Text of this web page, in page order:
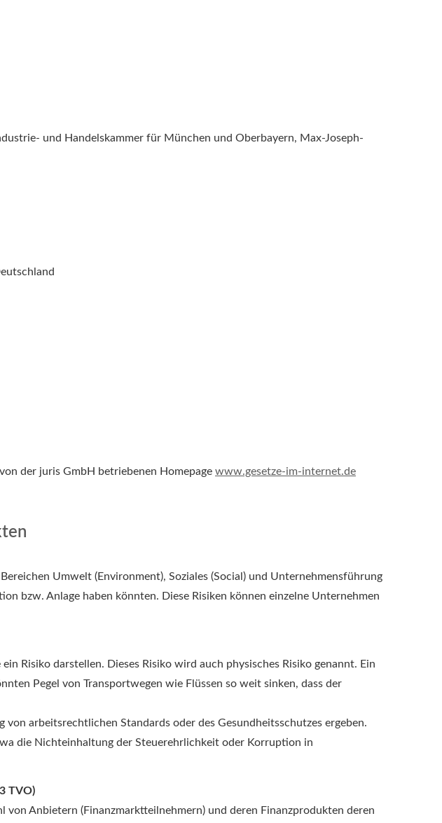
und Handelskammer für München und Oberbayern, Max-Joseph-
der juris GmbH betriebenen Homepage www.gesetze-im-internet.de
Umwelt (Environment), Soziales (Social) und Unternehmensführung
bzw. Anlage haben könnten. Diese Risiken können einzelne Unternehmen
Risiko darstellen. Dieses Risiko wird auch physisches Risiko genannt. Ein
Pegel von Transportwegen wie Flüssen so weit sinken, dass der
arbeitsrechtlichen Standards oder des Gesundheitsschutzes ergeben.
die Nichteinhaltung der Steuerehrlichkeit oder Korruption in
TVO)
Anbietern (Finanzmarktteilnehmern) und deren Finanzprodukten deren